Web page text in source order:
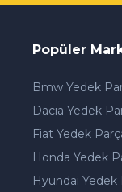
Popüler
Bmw Yedek
Dacia Yedek
Fiat Yedek
Honda Yedek
Hyundai Yedek